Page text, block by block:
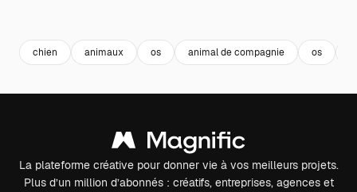
chien animaux os animal de compagnie os
La plateforme créative pour donner vie à vos meilleurs projets.
Plus d’un million d’abonnés : créatifs, entreprises, agences et